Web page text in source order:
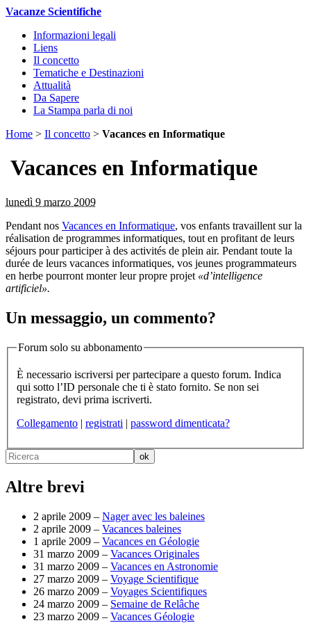
Vacanze Scientifiche
Informazioni legali
Liens
Il concetto
Tematiche e Destinazioni
Attualità
Da Sapere
La Stampa parla di noi
Home > Il concetto > Vacances en Informatique
Vacances en Informatique
lunedì 9 marzo 2009
Pendant nos Vacances en Informatique, vos enfants travaillent sur la
réalisation de programmes informatiques, tout en profitant de leurs
séjours pour participer à des activités de plein air. Pendant toute la
durée de leurs vacances informatiques, vos jeunes programmateurs
en herbe pourront monter leur propre projet «d’intelligence
artificiel».
Un messaggio, un commento?
Forum solo su abbonamento
È necessario iscriversi per partecipare a questo forum. Indica
qui sotto l’ID personale che ti è stato fornito. Se non sei
registrato, devi prima iscriverti.
Collegamento | registrati | password dimenticata?
Altre brevi
2 aprile 2009 – Nager avec les baleines
2 aprile 2009 – Vacances baleines
1 aprile 2009 – Vacances en Géologie
31 marzo 2009 – Vacances Originales
31 marzo 2009 – Vacances en Astronomie
27 marzo 2009 – Voyage Scientifique
26 marzo 2009 – Voyages Scientifiques
24 marzo 2009 – Semaine de Relâche
23 marzo 2009 – Vacances Géologie